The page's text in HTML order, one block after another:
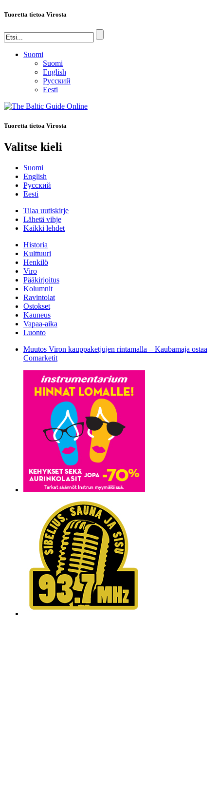
Tuoretta tietoa Virosta
Suomi
Suomi
English
Русский
Eesti
Tuoretta tietoa Virosta
Valitse kieli
Suomi
English
Русский
Eesti
Tilaa uutiskirje
Lähetä vihje
Kaikki lehdet
Historia
Kulttuuri
Henkilö
Viro
Pääkirjoitus
Kolumnit
Ravintolat
Ostokset
Kauneus
Vapaa-aika
Luonto
Muutos Viron kauppaketjujen rintamalla – Kaubamaja ostaa
Comarketit